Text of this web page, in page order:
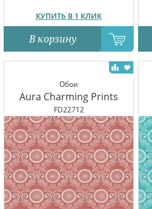
КУПИТЬ В 1 КЛИК
В корзину
Обои
Aura Charming Prints
FD22712